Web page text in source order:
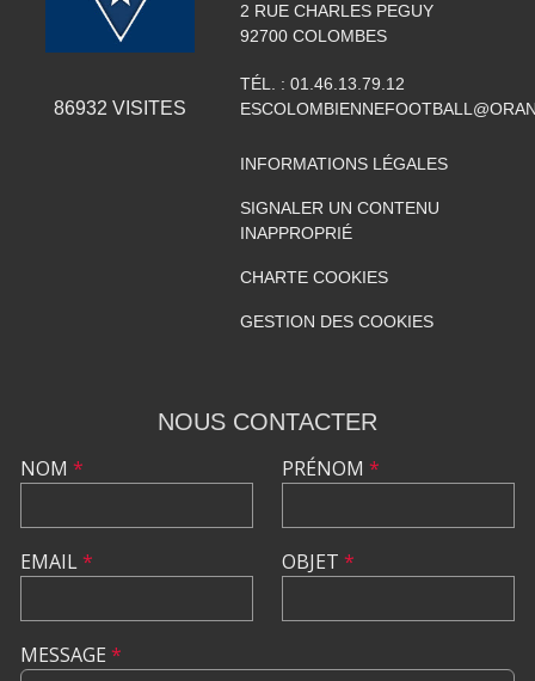
86932 VISITES
2 RUE CHARLES PEGUY
92700 COLOMBES
TÉL. : 01.46.13.79.12
INFORMATIONS LÉGALES
SIGNALER UN CONTENU
INAPPROPRIÉ
CHARTE COOKIES
GESTION DES COOKIES
NOUS CONTACTER
NOM *
EMAIL*
PRÉNOM *
OBJET *
MESSAGE *